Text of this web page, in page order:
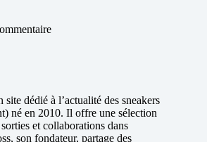
site dédié à l’actualité des sneakers
né en 2010. Il offre une sélection
et collaborations dans
son fondateur, partage des